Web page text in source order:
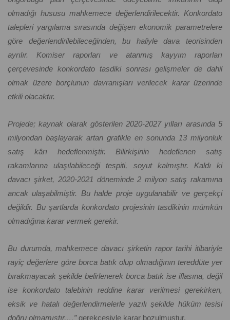
olmadığı hususu mahkemece değerlendirilecektir. Konkordato
talepleri yargılama sırasında değişen ekonomik parametrelere
göre değerlendirilebileceğinden, bu haliyle dava teorisinden
ayrılır. Komiser raporları ve atanmış kayyım raporları
çerçevesinde konkordato tasdiki sonrası gelişmeler de dahil
olmak üzere borçlunun davranışları verilecek karar üzerinde
etkili olacaktır.
Projede; kaynak olarak gösterilen 2020-2027 yılları arasında 5
milyondan başlayarak artan grafikle en sonunda 13 milyonluk
satış kârı hedeflenmiştir. Bilirkişinin hedeflenen satış
rakamlarına ulaşılabileceği tespiti, soyut kalmıştır. Kaldı ki
davacı şirket, 2020-2021 döneminde 2 milyon satış rakamına
ancak ulaşabilmiştir. Bu halde proje uygulanabilir ve gerçekçi
değildir. Bu şartlarda konkordato projesinin tasdikinin mümkün
olmadığına karar vermek gerekir.
Bu durumda, mahkemece davacı şirketin rapor tarihi itibariyle
rayiç değerlere göre borca batık olup olmadığının tereddüte yer
bırakmayacak şekilde belirlenerek borca batık ise iflasına, değil
ise konkordato talebinin reddine karar verilmesi gerekirken,
eksik ve hatalı değerlendirmelerle yazılı şekilde hüküm tesisi
doğru olmamıştır,…”gerekçesiyle karar bozulmuştur.